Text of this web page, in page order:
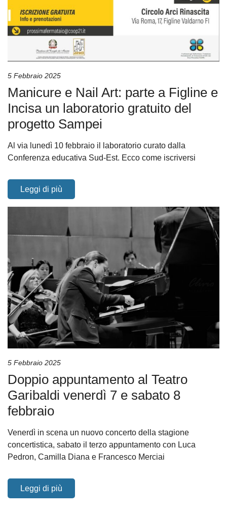
5 Febbraio 2025
Manicure e Nail Art: parte a Figline e
Incisa un laboratorio gratuito del
progetto Sampei
Al via lunedì 10 febbraio il laboratorio curato dalla
Conferenza educativa Sud-Est. Ecco come iscriversi
Leggi di più
5 Febbraio 2025
Doppio appuntamento al Teatro
Garibaldi venerdì 7 e sabato 8
febbraio
Venerdì in scena un nuovo concerto della stagione
concertistica, sabato il terzo appuntamento con Luca
Pedron, Camilla Diana e Francesco Merciai
Leggi di più